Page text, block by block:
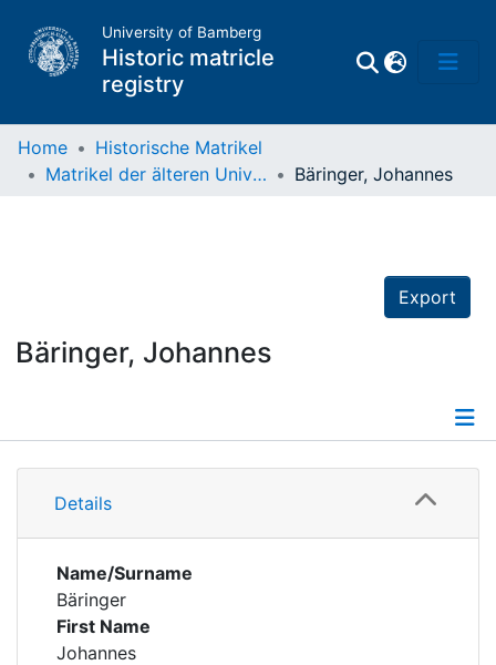
University of Bamberg
Historic matricle
registry
Home
Historische Matrikel
Matrikel der älteren Universität
Bäringer, Johannes
Export
Bäringer, Johannes
Details
Details
Name/Surname
Bäringer
First Name
Johannes